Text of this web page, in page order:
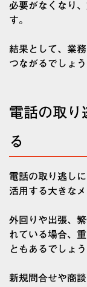
必要がなくなり
す。
結果として、業
つながるでしょう
電話の取り
る
電話の取り逃し
活用する大きな
外回りや出張、
れている場合、
ともあるでしょう
新規問合せや商